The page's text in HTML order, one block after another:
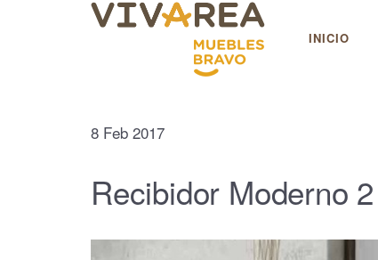
INICIO
8 Feb 2017
Recibidor Moderno 2